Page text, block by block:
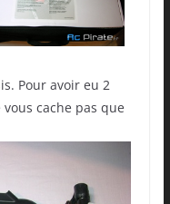
Pour avoir eu 2
cache pas que